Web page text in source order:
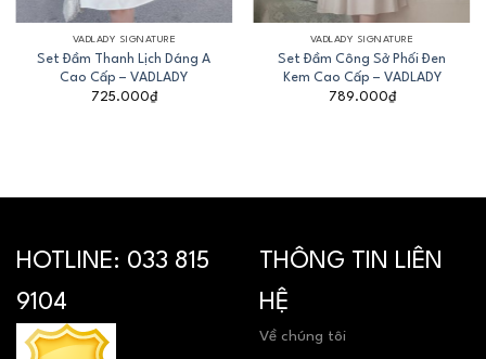
VADLADY SIGNATURE
Set Đầm Thanh Lịch Dáng A
Cao Cấp – VADLADY
725.000₫
VADLADY SIGNATURE
Set Đầm Công Sở Phối Đen
Kem Cao Cấp – VADLADY
789.000₫
HOTLINE: 033 815
9104
THÔNG TIN LIÊN
HỆ
Về chúng tôi